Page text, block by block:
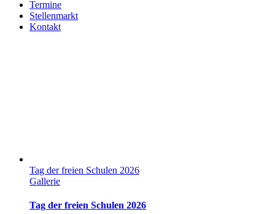
Termine
Stellenmarkt
Kontakt
Tag der freien Schulen 2026
Gallerie
Tag der freien Schulen 2026